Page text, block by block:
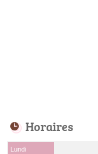
Horaires
Lundi